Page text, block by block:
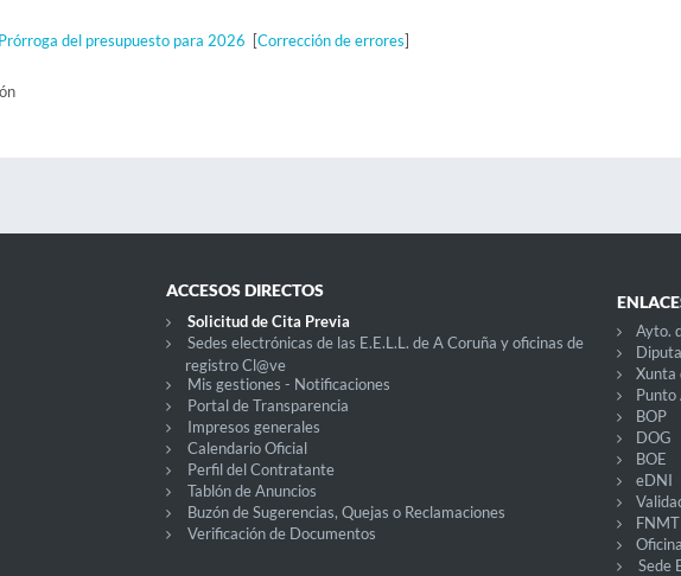
Prórroga del presupuesto para 2026 [Corrección de errores]
ACCESOS DIRECTOS
Solicitud de Cita Previa
Sedes electrónicas de las E.E.L.L. de A Coruña y oficinas de
registro Cl@ve
Mis gestiones - Notificaciones
Portal de Transparencia
Impresos generales
Calendario Oficial
Perfil del Contratante
Tablón de Anuncios
Buzón de Sugerencias, Quejas o Reclamaciones
Verificación de Documentos
Ayto.
Xunta
Punto
BOP
DOG
BOE
eDNI
FNMT
Sede